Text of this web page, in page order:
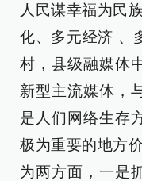
人民谋幸福为民
化、多元经济 、
村，县级融媒体
新型主流媒体，
是人们网络生存
极为重要的地方
为两方面，一是